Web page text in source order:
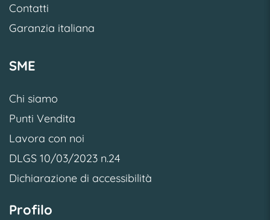
Contatti
Garanzia italiana
SME
Chi siamo
Punti Vendita
Lavora con noi
DLGS 10/03/2023 n.24
Dichiarazione di accessibilità
Profilo